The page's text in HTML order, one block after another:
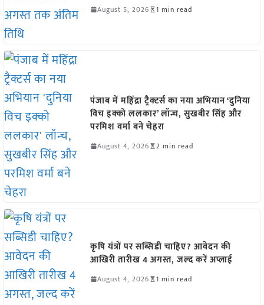
August 5, 2026 1 min read
पंजाब में महिंद्रा ट्रैक्टर्स का नया अभियान ‘दुनिया
विच इक्को ललकार’ लॉन्च, सुखबीर सिंह और
परमिश वर्मा बने चेहरा
August 4, 2026 2 min read
कृषि यंत्रों पर सब्सिडी चाहिए? आवेदन की
आखिरी तारीख 4 अगस्त, जल्द करें अप्लाई
August 4, 2026 1 min read